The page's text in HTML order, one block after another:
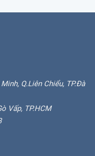
Q.Liên Chiểu, TP.Đà
Vấp, TP.HCM